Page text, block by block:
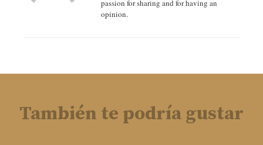
passion for sharing and for having an
opinion.
También te podría gustar